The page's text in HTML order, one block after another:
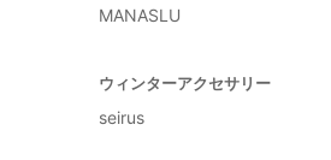
MANASLU
ウィンターアクセサリー
seirus